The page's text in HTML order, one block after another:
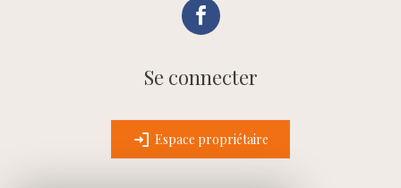
Se connecter
Espace propriétaire